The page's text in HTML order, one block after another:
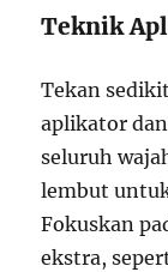
Teknik
Tekan
aplikator
seluruh
lembut
Fokuskan
ekstra,